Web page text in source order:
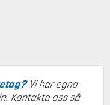
Vi har egna
Kontakta oss så